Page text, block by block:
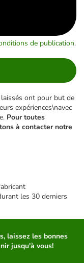
de publication.
ont pour but de
expériences\navec
Pour toutes
à contacter notre
les 30 derniers
laissez les bonnes
jusqu'à vous!